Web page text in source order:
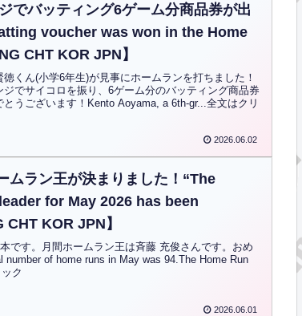
でバッティング6ゲーム分商品券が出
voucher was won in the Home
CHT KOR JPN】
くん(小学6年生)が見事にホームランを打ちました！
でサイコロを振り、6ゲーム分のバッティング商品券
うございます！Kento Aoyama, a 6th-gr...全文はクリ
2026.06.02
ムラン王が決まりました！“The
for May 2026 has been
KOR JPN】
です。月間ホームラン王は斉藤 充俊さんです。おめ
number of home runs in May was 94.The Home Run
ク
2026.06.01